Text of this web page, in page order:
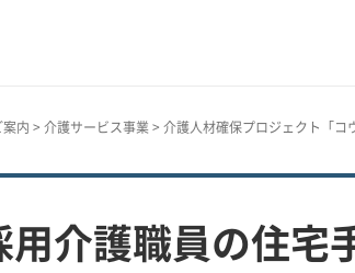
内 > 介護サービス事業> 介護人材確保プロジェクト「コ
介護職員の住宅